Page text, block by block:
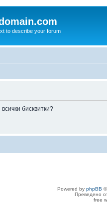
to describe your forum
бисквитки?
Powered by phpBB
Преведено
free